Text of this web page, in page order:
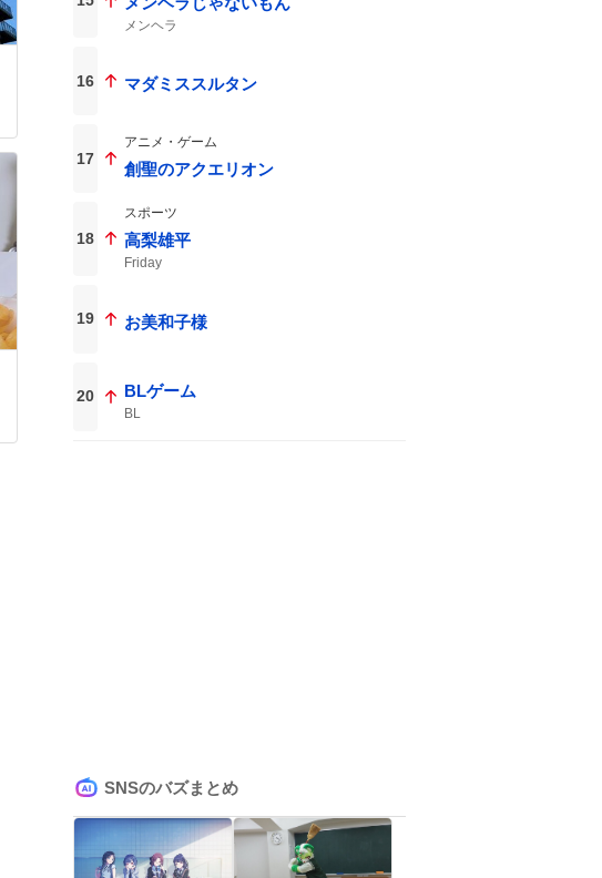
メンヘラ
16 マダミススルタン
17
アニメ・ゲーム
創聖のアクエリオン
18
スポーツ
高梨雄平
Friday
19 お美和子様
20 BLゲーム
BL
SNSのバズまとめ